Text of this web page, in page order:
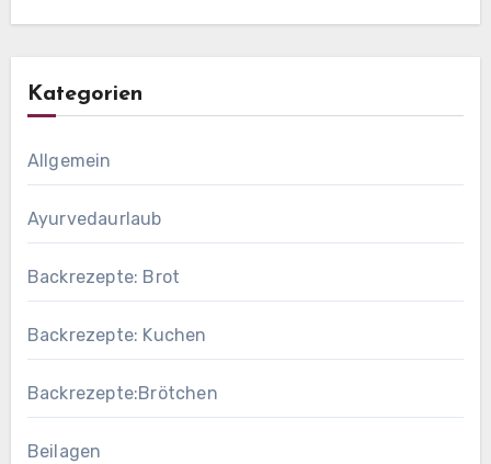
Kategorien
Allgemein
Ayurvedaurlaub
Backrezepte: Brot
Backrezepte: Kuchen
Backrezepte:Brötchen
Beilagen